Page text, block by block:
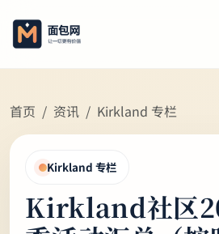
首页 资讯 Kirkland 专栏
Kirkland 专栏
Kirkland社区